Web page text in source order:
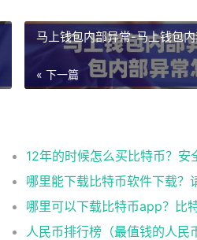
马上钱包内部异常-马上钱包
« 下一篇
哪里可以下载比特币app？比
人民币排行榜（最值钱的人民